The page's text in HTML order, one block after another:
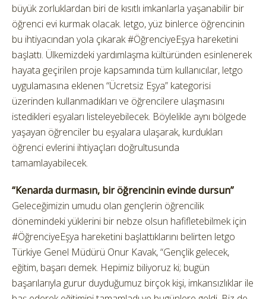
büyük zorluklardan biri de kısıtlı imkanlarla yaşanabilir bir
öğrenci evi kurmak olacak. letgo, yüz binlerce öğrencinin
bu ihtiyacından yola çıkarak #ÖğrenciyeEşya hareketini
başlattı. Ülkemizdeki yardımlaşma kültüründen esinlenerek
hayata geçirilen proje kapsamında tüm kullanıcılar, letgo
uygulamasına eklenen “Ücretsiz Eşya” kategorisi
üzerinden kullanmadıkları ve öğrencilere ulaşmasını
istedikleri eşyaları listeleyebilecek. Böylelikle aynı bölgede
yaşayan öğrenciler bu eşyalara ulaşarak, kurdukları
öğrenci evlerini ihtiyaçları doğrultusunda
tamamlayabilecek.
“Kenarda durmasın, bir öğrencinin evinde dursun”
Geleceğimizin umudu olan gençlerin öğrencilik
dönemindeki yüklerini bir nebze olsun hafifletebilmek için
#ÖğrenciyeEşya hareketini başlattıklarını belirten letgo
Türkiye Genel Müdürü Onur Kavak, “Gençlik gelecek,
eğitim, başarı demek. Hepimiz biliyoruz ki; bugün
başarılarıyla gurur duyduğumuz birçok kişi, imkansızlıklar ile